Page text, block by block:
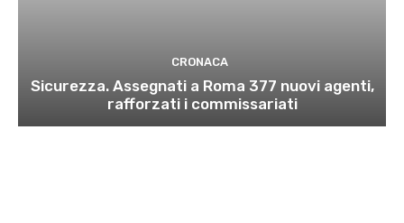
CRONACA
Sicurezza. Assegnati a Roma 377 nuovi agenti,
rafforzati i commissariati